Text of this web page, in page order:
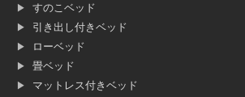
すのこベッド
引き出し付きベッド
ローベッド
畳ベッド
マットレス付きベッド